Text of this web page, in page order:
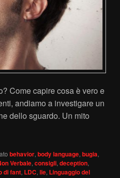
Come capire cosa è vero e
andiamo a investigare un
dello sguardo. Un mito
del Linguaggio del Corpo:
behavior, body language, bugia,
Verbale, consigli, deception,
di fant, LDC, lie, Linguaggio del